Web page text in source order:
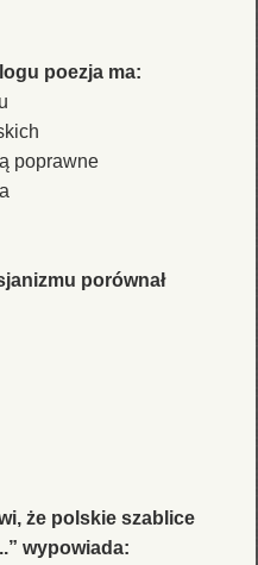
poezja ma:
poprawne
porównał
że polskie szablice
wypowiada: